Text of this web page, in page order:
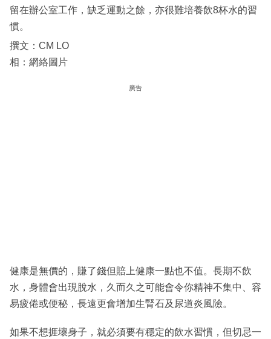
留在辦公室工作，缺乏運動之餘，亦很難培養飲8杯水的習
慣。
撰文：CM LO
相：網絡圖片
廣告
健康是無價的，賺了錢但賠上健康一點也不值。長期不飲
水，身體會出現脫水，久而久之可能會令你精神不集中、容
易疲倦或便秘，長遠更會增加生腎石及尿道炎風險。
如果不想捱壞身子，就必須要有穩定的飲水習慣，但切忌一